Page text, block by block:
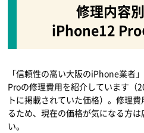
修理内容
iPhone12 Pro
「信頼性の高い大阪のiPhone業者
Proの修理費用を紹介しています（
トに掲載されていた価格）。修理
るため、現在の価格が気になる方
い。